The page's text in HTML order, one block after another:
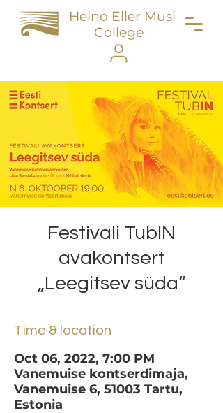
Heino Eller Music
College
Festivali TubIN
avakontsert
„Leegitsev süda“
Time & location
Oct 06, 2022, 7:00 PM
Vanemuise kontserdimaja,
Vanemuise 6, 51003 Tartu,
Estonia